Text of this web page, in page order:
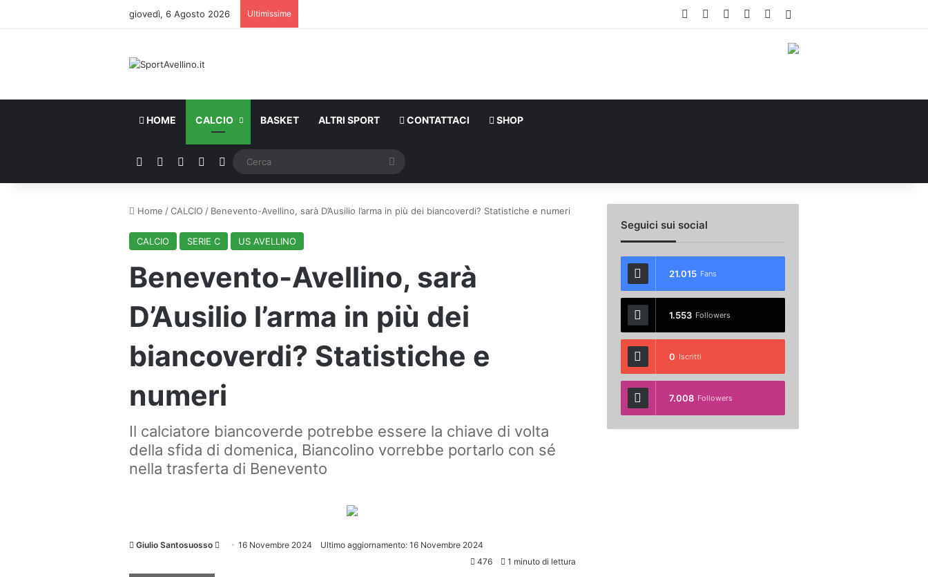
giovedì, 6 Agosto 2026 Ultimissime Facebook You TubeInstagramWhatsApp
HOME CALCIO BASKET ALTRI SPORT CONTATTACI SHOP
Facebook You TubeInstagram
WhatsApp Cerca
Home /CALCIO / Benevento-Avellino, sarà D’Ausilio l’arma in più dei biancoverdi? Statistiche e numeri
CALCIO SERIE C US AVELLINO
Benevento-Avellino, sarà
D’Ausilio l’arma in più dei
biancoverdi? Statistiche e
numeri
Il calciatore biancoverde potrebbe essere la chiave di volta
della sfida di domenica, Biancolino vorrebbe portarlo con sé
nella trasferta di Benevento
Giulio Santosuosso
Invia 16 Novembre 2024
Ultimo aggiornamento: 16 Novembre 2024
476
1 minuto di lettura
Seguici sui social
21.015 Fans
1.553 Followers
0 Iscritti
7.008 Followers